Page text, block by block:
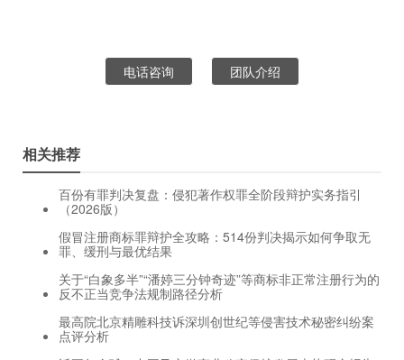
电话咨询 团队介绍
相关推荐
百份有罪判决复盘：侵犯著作权罪全阶段辩护实务指引
（2026版）
假冒注册商标罪辩护全攻略：514份判决揭示如何争取无
罪、缓刑与最优结果
关于“白象多半”“潘婷三分钟奇迹”等商标非正常注册行为的
反不正当竞争法规制路径分析
最高院北京精雕科技诉深圳创世纪等侵害技术秘密纠纷案
点评分析